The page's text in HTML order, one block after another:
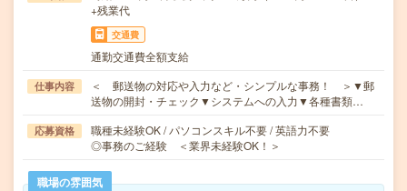
+残業代
交通費
通勤交通費全額支給
仕事内容
＜ 郵送物の対応や入力など・シンプルな事務！ ＞▼郵
送物の開封・チェック▼システムへの入力▼各種書類…
応募資格
職種未経験OK / パソコンスキル不要 / 英語力不要
◎事務のご経験 ＜業界未経験OK！＞
職場の雰囲気